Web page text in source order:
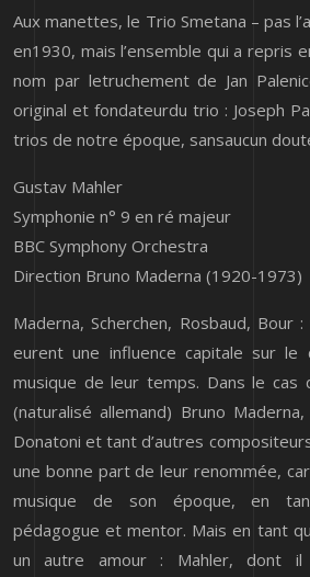
Aux manettes, le Trio Smetana – pas
en1930, mais l’ensemble qui a repris
nom par letruchement de Jan
original et fondateurdu trio : Joseph
trios de notre époque, sansaucun
Gustav Mahler
Symphonie n° 9 en ré majeur
BBC Symphony Orchestra
Direction Bruno Maderna (1920-1973)
Maderna, Scherchen, Rosbaud, Bour
eurent une influence capitale sur le
musique de leur temps. Dans le cas
(naturalisé allemand) Bruno
Donatoni et tant d’autres
une bonne part de leur renommée,
musique de son époque, en
pédagogue et mentor. Mais en tant
un autre amour : Mahler, dont il